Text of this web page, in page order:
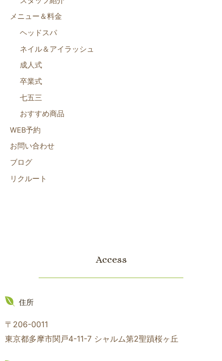
メニュー＆料金
ヘッドスパ
ネイル＆アイラッシュ
成人式
卒業式
七五三
おすすめ商品
WEB予約
お問い合わせ
ブログ
リクルート
Access
住所
〒206-0011
東京都多摩市関戸4-11-7 シャルム第2聖蹟桜ヶ丘